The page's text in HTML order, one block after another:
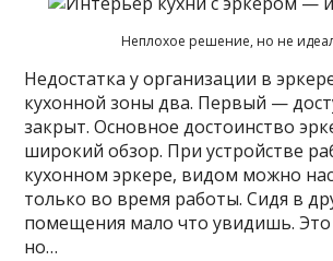
Неплохое решение, но не
Недостатка у организации в
кухонной зоны два. Первый —
закрыт. Основное достоинство
широкий обзор. При устройстве
кухонном эркере, видом можно
только во время работы. Сидя в
помещения мало что увидишь.
но…